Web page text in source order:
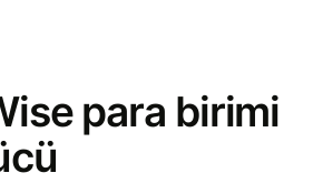
para birimi